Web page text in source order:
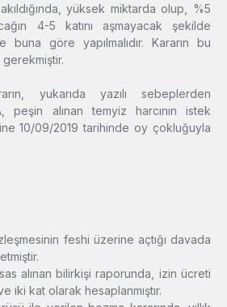
yüksek miktarda olup, %5
4-5 katını aşmayacak şekilde
buna göre yapılmalıdır. Kararın bu
yukarıda yazılı sebeplerden
peşin alınan temyiz harcının istek
10/09/2019 tarihinde oy çokluğuyla
feshi üzerine açtığı davada
alınan bilirkişi raporunda, izin ücreti
iki kat olarak hesaplanmıştır.